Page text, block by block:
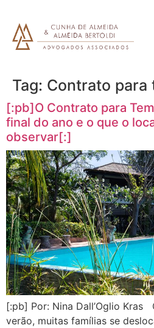
Tag: Contrato para
[:pb]O Contrato para
final do ano e o que o
observar[:]
[:pb] Por: Nina Dall’Oglio Kras
verão, muitas famílias se